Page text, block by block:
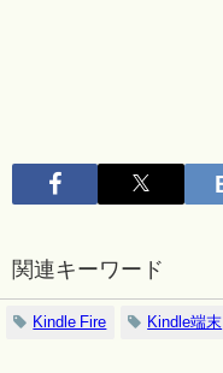
関連キーワード
Kindle Fire Kindle端末